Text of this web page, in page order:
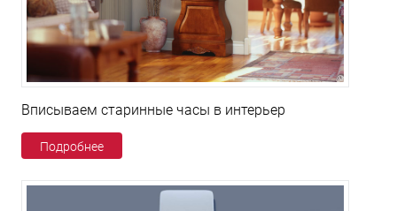
Вписываем старинные часы в интерьер
Подробнее